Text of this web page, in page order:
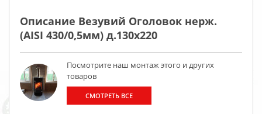
Описание Везувий Оголовок нерж.
(AISI 430/0,5мм) д.130х220
Посмотрите наш монтаж этого и других
товаров
СМОТРЕТЬ ВСЕ